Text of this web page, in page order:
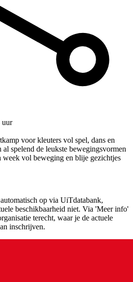
uur
voor kleuters vol spel, dans en
spelend de leukste bewegingsvormen
week vol beweging en blije gezichtjes
op via UiTdatabank,
beschikbaarheid niet. Via 'Meer info'
terecht, waar je de actuele
inschrijven.